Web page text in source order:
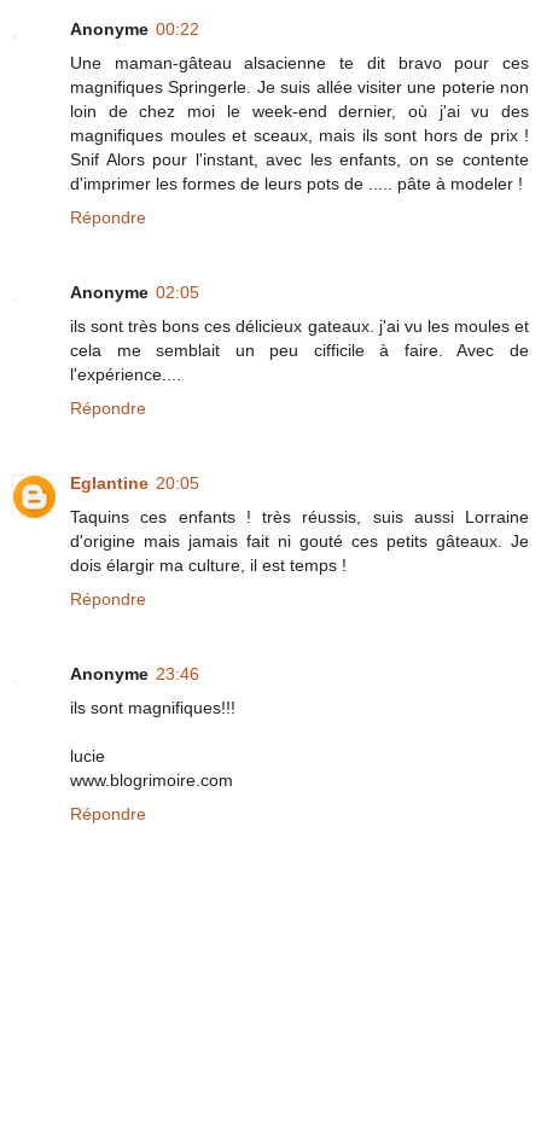
Anonyme 00:22
Une maman-gâteau alsacienne te dit bravo pour ces
magnifiques Springerle. Je suis allée visiter une poterie non
loin de chez moi le week-end dernier, où j'ai vu des
magnifiques moules et sceaux, mais ils sont hors de prix !
Snif Alors pour l'instant, avec les enfants, on se contente
d'imprimer les formes de leurs pots de ..... pâte à modeler !
Répondre
Anonyme 02:05
ils sont très bons ces délicieux gateaux. j'ai vu les moules et
cela me semblait un peu cifficile à faire. Avec de
l'expérience....
Répondre
Eglantine 20:05
Taquins ces enfants ! très réussis, suis aussi Lorraine
d'origine mais jamais fait ni gouté ces petits gâteaux. Je
dois élargir ma culture, il est temps !
Répondre
Anonyme 23:46
ils sont magnifiques!!!
lucie
www.blogrimoire.com
Répondre